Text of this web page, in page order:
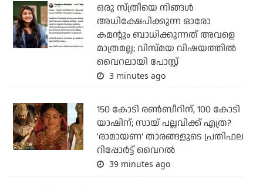
ഒരു സ്ത്രീയെ നിങ്ങള്‍
അധിക്ഷേപിക്കുന്ന ഓരോ
കമന്റും ബാധിക്കുന്നത് അവളെ
മാത്രമല്ല; വിസ്മയ വിഷയത്തില്‍
വൈറലായി പോസ്റ്റ്
3 minutes ago
150 കോടി രൺബീറിന്, 100 കോടി
യാഷിന്; സായ് പല്ലവിക്ക് എത്ര?
'രാമായണ' താരങ്ങളുടെ പ്രതിഫല
റിപ്പോർട്ട് വൈറൽ
39 minutes ago